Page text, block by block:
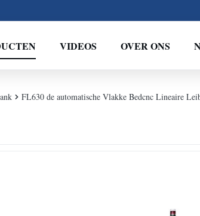
VIDEOS OVER ONS
FL630 de automatische Vlakke Bedcnc Lineaire